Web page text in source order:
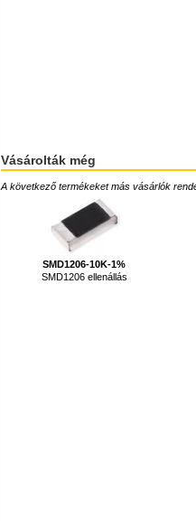
Vásárolták még
A következő termékeket más vásárlók
SMD1206-10K-1%
SMD1206 ellenállás